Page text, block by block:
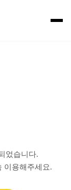
었습니다.
이용해주세요.